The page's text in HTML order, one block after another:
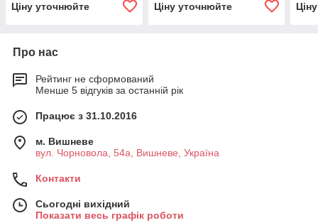
Ціну уточнюйте
Ціну уточнюйте
Про нас
Рейтинг не сформований
Менше 5 відгуків за останній рік
Працює з 31.10.2016
м. Вишневе
вул. Чорновола, 54а, Вишневе, Україна
Контакти
Сьогодні вихідний
Показати весь графік роботи